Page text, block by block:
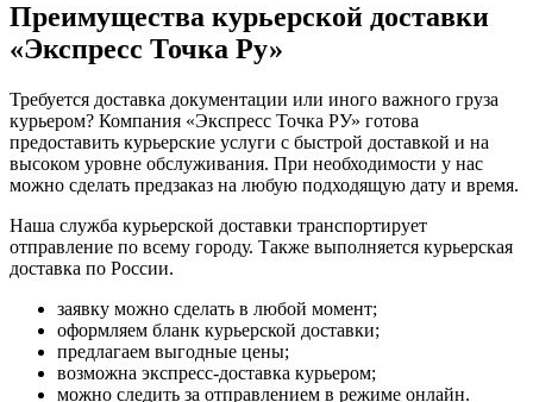
Преимущества курьерской доставки
«Экспресс Точка Ру»
Требуется доставка документации или иного важного груза
курьером? Компания «Экспресс Точка РУ» готова
предоставить курьерские услуги с быстрой доставкой и на
высоком уровне обслуживания. При необходимости у нас
можно сделать предзаказ на любую подходящую дату и время.
Наша служба курьерской доставки транспортирует
отправление по всему городу. Также выполняется курьерская
доставка по России.
заявку можно сделать в любой момент;
оформляем бланк курьерской доставки;
предлагаем выгодные цены;
возможна экспресс-доставка курьером;
можно следить за отправлением в режиме онлайн.